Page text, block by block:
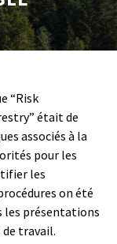
“Risk
était de
associés à la
pour les
les
on été
les présentations
travail.